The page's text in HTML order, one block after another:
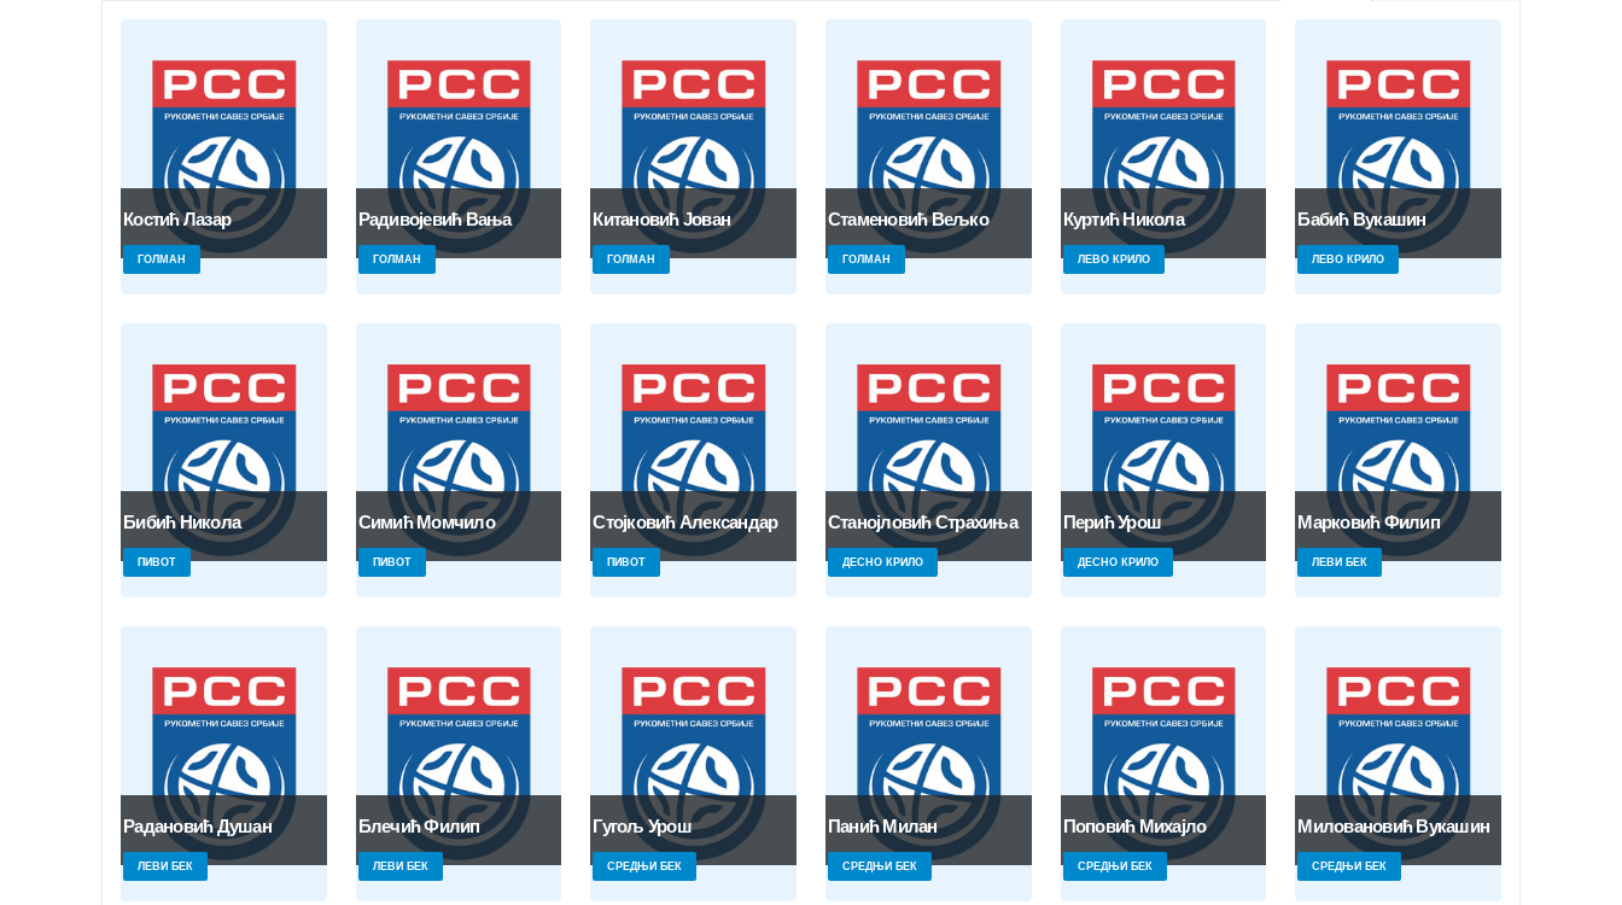
Костић Лазар
ГОЛМАН
Радивојевић Вања
ГОЛМАН
Китановић Јован
ГОЛМАН
Стаменовић Вељко
ГОЛМАН
Куртић Никола
ЛЕВО КРИЛО
Бабић Вукашин
ЛЕВО КРИЛО
Бибић Никола
ПИВОТ
Симић Момчило
ПИВОТ
Стојковић Александар
ПИВОТ
Станојловић Страхиња
ДЕСНО КРИЛО
Перић Урош
ДЕСНО КРИЛО
Марковић Филип
ЛЕВИ БЕК
Радановић Душан
ЛЕВИ БЕК
Блечић Филип
ЛЕВИ БЕК
Гугољ Урош
СРЕДЊИ БЕК
Панић Милан
СРЕДЊИ БЕК
Поповић Михајло
СРЕДЊИ БЕК
Миловановић Вукашин
СРЕДЊИ БЕК